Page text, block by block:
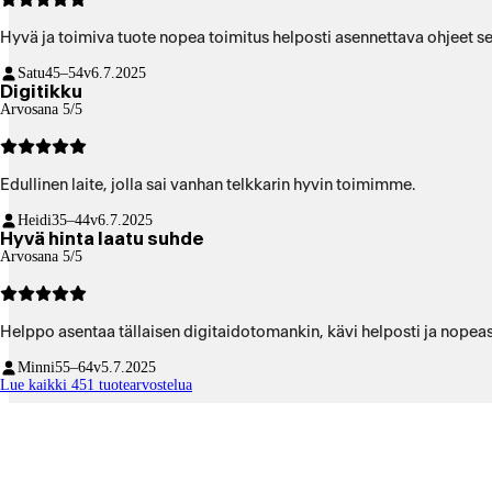
Hyvä ja toimiva tuote nopea toimitus helposti asennettava ohjeet
Satu45–54v6.7.2025
Digitikku
Arvosana 5/5
Edullinen laite, jolla sai vanhan telkkarin hyvin toimimme.
Heidi35–44v6.7.2025
Hyvä hinta laatu suhde
Arvosana 5/5
Helppo asentaa tällaisen digitaidotomankin, kävi helposti ja
Minni55–64v5.7.2025
Lue kaikki 451 tuotearvostelua